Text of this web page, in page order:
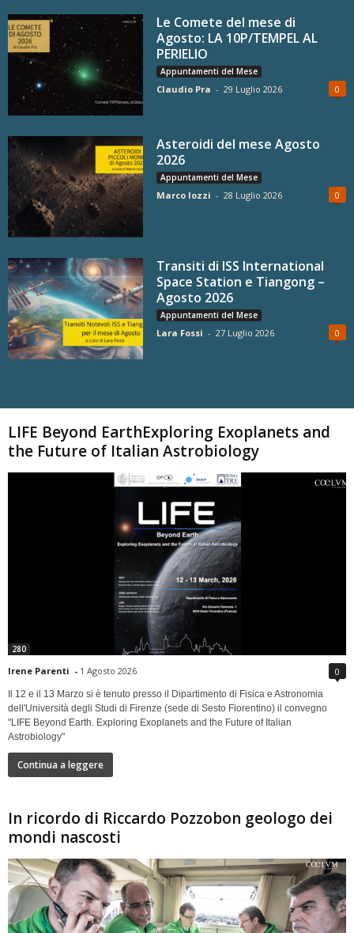
Le Comete del mese di
Agosto: LA 10P/TEMPEL AL
PERIELIO
Appuntamenti del Mese
Claudio Pra - 29 Luglio 2026 0
Asteroidi del mese Agosto
2026
Appuntamenti del Mese
Marco Iozzi - 28 Luglio 2026 0
Transiti di ISS International
Space Station e Tiangong –
Agosto 2026
Appuntamenti del Mese
Lara Fossi - 27 Luglio 2026 0
LIFE Beyond EarthExploring Exoplanets and
the Future of Italian Astrobiology
280
Irene Parenti - 1 Agosto 2026 0
Il 12 e il 13 Marzo si è tenuto presso il Dipartimento di Fisica e Astronomia
dell'Università degli Studi di Firenze (sede di Sesto Fiorentino) il convegno
"LIFE Beyond Earth. Exploring Exoplanets and the Future of Italian
Astrobiology"
Continua a leggere
In ricordo di Riccardo Pozzobon geologo dei
mondi nascosti